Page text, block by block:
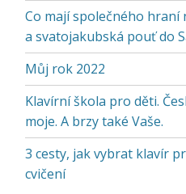
Co mají společného hraní
a svatojakubská pouť do
Můj rok 2022
Klavírní škola pro děti.
moje. A brzy také Vaše.
3 cesty, jak vybrat klavír
cvičení